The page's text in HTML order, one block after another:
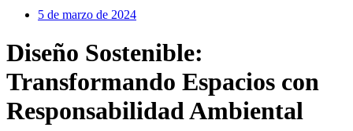
5 de marzo de 2024
Diseño Sostenible:
Transformando Espacios con
Responsabilidad Ambiental